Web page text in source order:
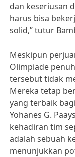
dan keseriusan
harus bisa
solid,” tutur
Meskipun
Olimpiade
tersebut tidak
Mereka tetap
yang terbaik
Yohanes G.
kehadiran tim
adalah sebuah
menunjukkan